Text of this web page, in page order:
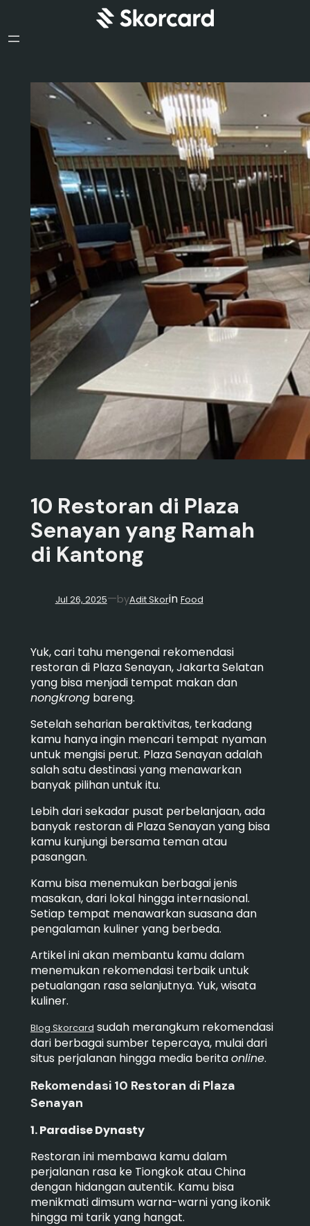
10 Restoran di Plaza
Senayan yang Ramah
di Kantong
Jul 26, 2025—byAdit Skorin Food
Yuk, cari tahu mengenai rekomendasi
restoran di Plaza Senayan, Jakarta Selatan
yang bisa menjadi tempat makan dan
nongkrongbareng.
Setelah seharian beraktivitas, terkadang
kamu hanya ingin mencari tempat nyaman
untuk mengisi perut. Plaza Senayan adalah
salah satu destinasi yang menawarkan
banyak pilihan untuk itu.
Lebih dari sekadar pusat perbelanjaan, ada
banyak restoran di Plaza Senayan yang bisa
kamu kunjungi bersama teman atau
pasangan.
Kamu bisa menemukan berbagai jenis
masakan, dari lokal hingga internasional.
Setiap tempat menawarkan suasana dan
pengalaman kuliner yang berbeda.
Artikel ini akan membantu kamu dalam
menemukan rekomendasi terbaik untuk
petualangan rasa selanjutnya. Yuk, wisata
kuliner.
Blog Skorcard sudah merangkum rekomendasi
dari berbagai sumber tepercaya, mulai dari
situs perjalanan hingga media beritaonline.
Rekomendasi 10 Restoran di Plaza
Senayan
1. Paradise Dynasty
Restoran ini membawa kamu dalam
perjalanan rasa ke Tiongkok atau China
dengan hidangan autentik. Kamu bisa
menikmati dimsum warna-warni yang ikonik
hingga mi tarik yang hangat.